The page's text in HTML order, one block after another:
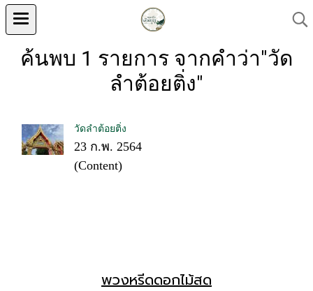
ค้นพบ 1 รายการ จากคำว่า"วัด
ลำต้อยติ่ง"
วัดลำต้อยติ่ง
23 ก.พ. 2564
(Content)
พวงหรีดดอกไม้สด